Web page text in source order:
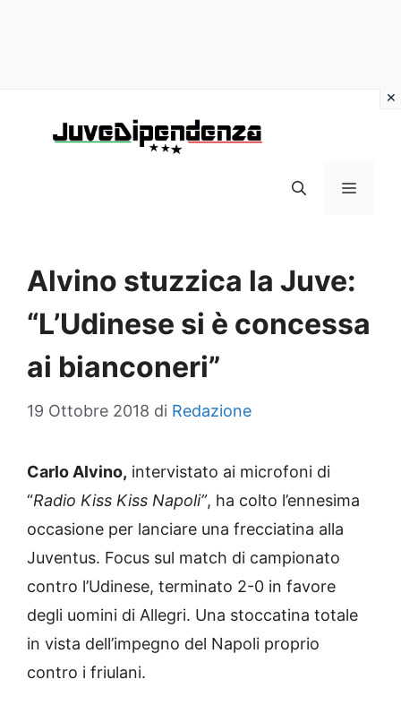
MENU
Alvino stuzzica la Juve:
“L’Udinese si è concessa
ai bianconeri”
19 Ottobre 2018 di Redazione
Carlo Alvino, intervistato ai microfoni di
“Radio Kiss Kiss Napoli”, ha colto l’ennesima
occasione per lanciare una frecciatina alla
Juventus. Focus sul match di campionato
contro l’Udinese, terminato 2-0 in favore
degli uomini di Allegri. Una stoccatina totale
in vista dell’impegno del Napoli proprio
contro i friulani.